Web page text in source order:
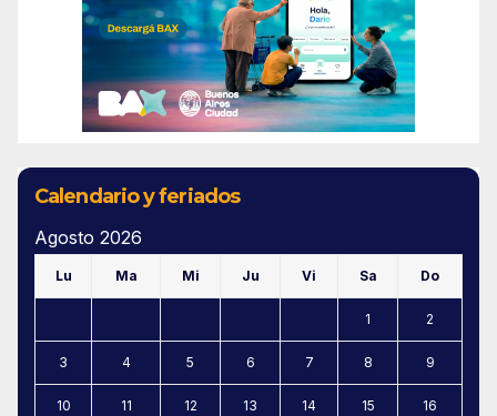
Calendario y feriados
Agosto 2026
Lu Ma Mi Ju Vi Sa Do
1 2
3 4 5 6 7 8 9
10 11 12 13 14 15 16